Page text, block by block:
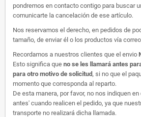
pondremos en contacto contigo para buscar
comunicarte la cancelación de ese artículo.
Nos reservamos el derecho, en pedidos de
tamaño, de enviar él o los productos vía
Recordamos a nuestros clientes que el envio
Esto significa que no se les llamará antes
para otro motivo de solicitud, si no que el
momento que corresponda al reparto.
De esta manera, por favor, no nos indiquen
antes' cuando realicen el pedido, ya que
transporte no realizará dicha llamada.